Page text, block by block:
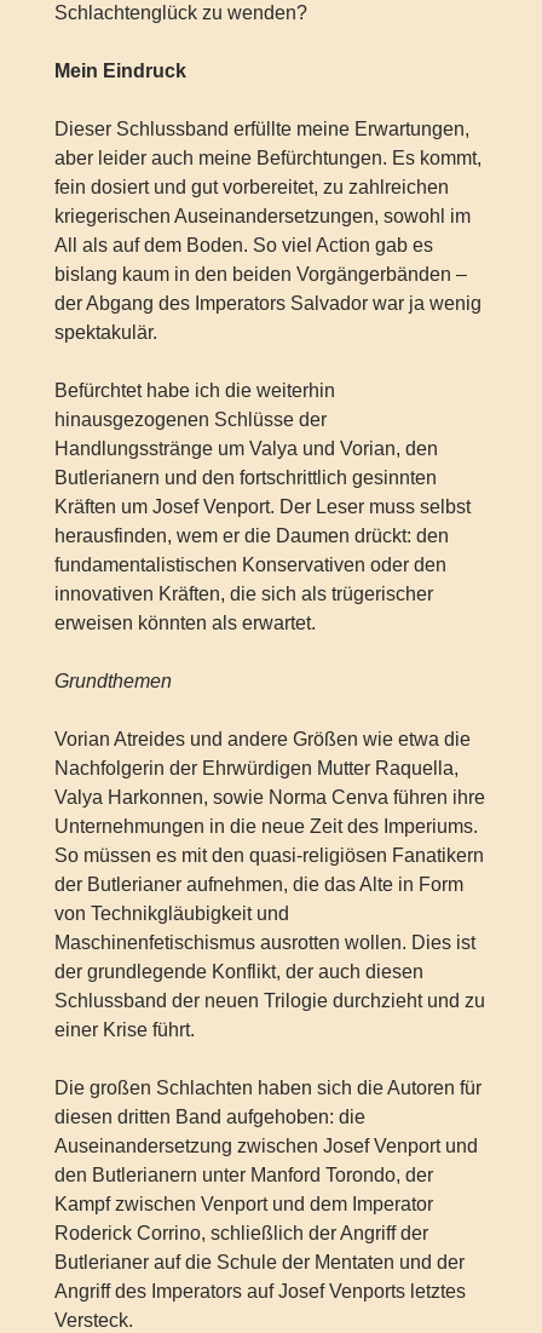
Schlachtenglück zu wenden?
Mein Eindruck
Dieser Schlussband erfüllte meine Erwartungen,
aber leider auch meine Befürchtungen. Es kommt,
fein dosiert und gut vorbereitet, zu zahlreichen
kriegerischen Auseinandersetzungen, sowohl im
All als auf dem Boden. So viel Action gab es
bislang kaum in den beiden Vorgängerbänden –
der Abgang des Imperators Salvador war ja wenig
spektakulär.
Befürchtet habe ich die weiterhin
hinausgezogenen Schlüsse der
Handlungsstränge um Valya und Vorian, den
Butlerianern und den fortschrittlich gesinnten
Kräften um Josef Venport. Der Leser muss selbst
herausfinden, wem er die Daumen drückt: den
fundamentalistischen Konservativen oder den
innovativen Kräften, die sich als trügerischer
erweisen könnten als erwartet.
Grundthemen
Vorian Atreides und andere Größen wie etwa die
Nachfolgerin der Ehrwürdigen Mutter Raquella,
Valya Harkonnen, sowie Norma Cenva führen ihre
Unternehmungen in die neue Zeit des Imperiums.
So müssen es mit den quasi-religiösen Fanatikern
der Butlerianer aufnehmen, die das Alte in Form
von Technikgläubigkeit und
Maschinenfetischismus ausrotten wollen. Dies ist
der grundlegende Konflikt, der auch diesen
Schlussband der neuen Trilogie durchzieht und zu
einer Krise führt.
Die großen Schlachten haben sich die Autoren für
diesen dritten Band aufgehoben: die
Auseinandersetzung zwischen Josef Venport und
den Butlerianern unter Manford Torondo, der
Kampf zwischen Venport und dem Imperator
Roderick Corrino, schließlich der Angriff der
Butlerianer auf die Schule der Mentaten und der
Angriff des Imperators auf Josef Venports letztes
Versteck.